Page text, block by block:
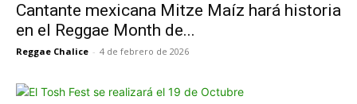
Cantante mexicana Mitze Maíz hará historia
en el Reggae Month de...
Reggae Chalice - 4 de febrero de 2026